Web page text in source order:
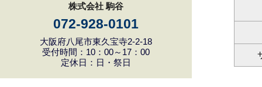
株式会社 駒谷
072-928-0101
大阪府八尾市東久宝寺2-2-18
受付時間：10：00～17：00
定休日：日・祭日